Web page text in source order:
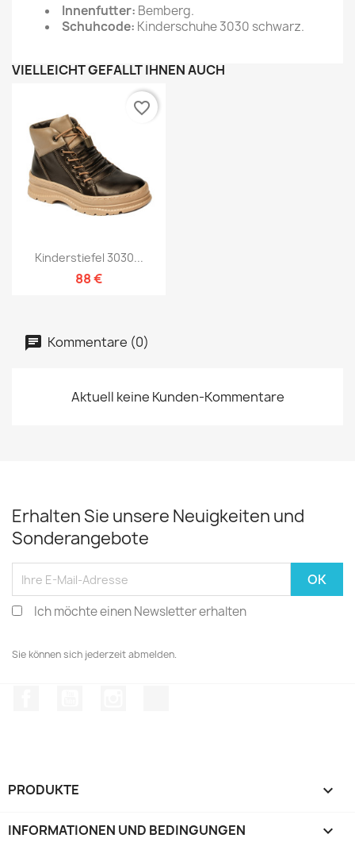
Innenfutter: Bemberg.
Schuhcode: Kinderschuhe 3030 schwarz.
VIELLEICHT GEFÄLLT IHNEN AUCH
Kinderstiefel 3030...
88 €
favorite_border
Kommentare (0)
Aktuell keine Kunden-Kommentare
Erhalten Sie unsere Neuigkeiten und
Sonderangebote
Ich möchte einen Newsletter erhalten
Sie können sich jederzeit abmelden.
PRODUKTE 
INFORMATIONEN UND BEDINGUNGEN 